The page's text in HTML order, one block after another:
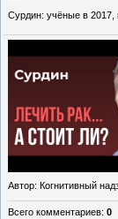
Сурдин: учёные в 2017,
Автор: Когнитивный
Всего комментариев: 0